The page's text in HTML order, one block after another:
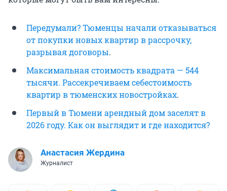
Передумали? Тюменцы начали отказываться
от покупки новых квартир в рассрочку,
разрывая договоры.
Максимальная стоимость квадрата — 544
тысячи. Рассекречиваем себестоимость
квартир в тюменских новостройках.
Первый в Тюмени арендный дом заселят в
2026 году. Как он выглядит и где находится?
Анастасия Жердина
Журналист